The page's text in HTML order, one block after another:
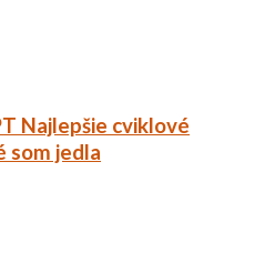
Najlepšie cviklové
som jedla